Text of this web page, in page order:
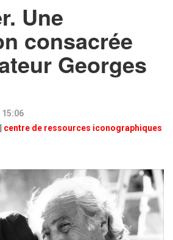
Une
consacrée
Georges
15:06
centre de ressources iconographiques